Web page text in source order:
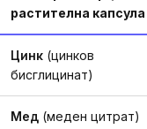
растителна капсула
Цинк (цинков
бисглицинат)
Мед (меден цитрат)